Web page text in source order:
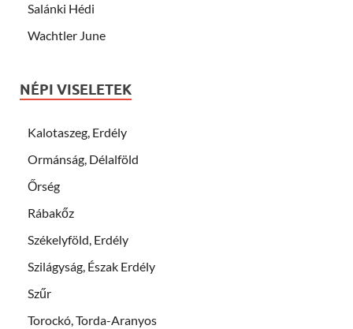
Salánki Hédi
Wachtler June
NÉPI VISELETEK
Kalotaszeg, Erdély
Ormánság, Délalföld
Őrség
Rábakőz
Székelyföld, Erdély
Szilágyság, Észak Erdély
Szűr
Torockó, Torda-Aranyos